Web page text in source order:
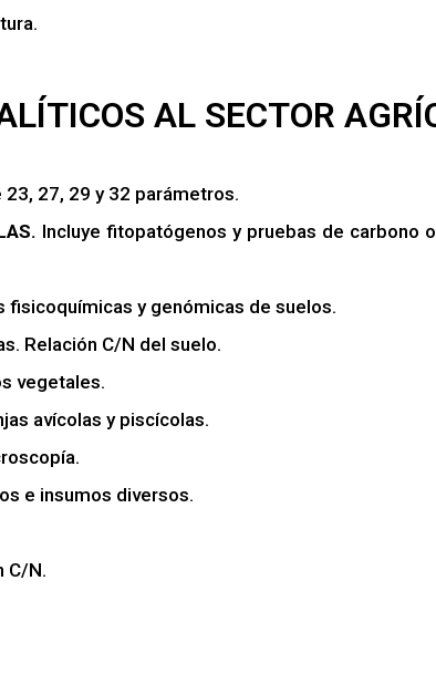
AL SECTOR
23, 27, 29 y 32 parámetros.
Incluye fitopatógenos y pruebas de carbono
fisicoquímicas y genómicas de suelos.
Relación C/N del suelo.
vegetales.
avícolas y piscícolas.
e insumos diversos.
C/N.